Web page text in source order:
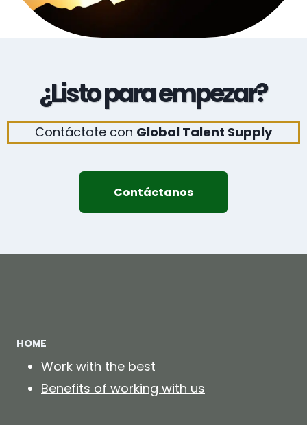
¿Listo para empezar?
Contáctate con Global Talent Supply
Contáctanos
HOME
Work with the best
Benefits of working with us